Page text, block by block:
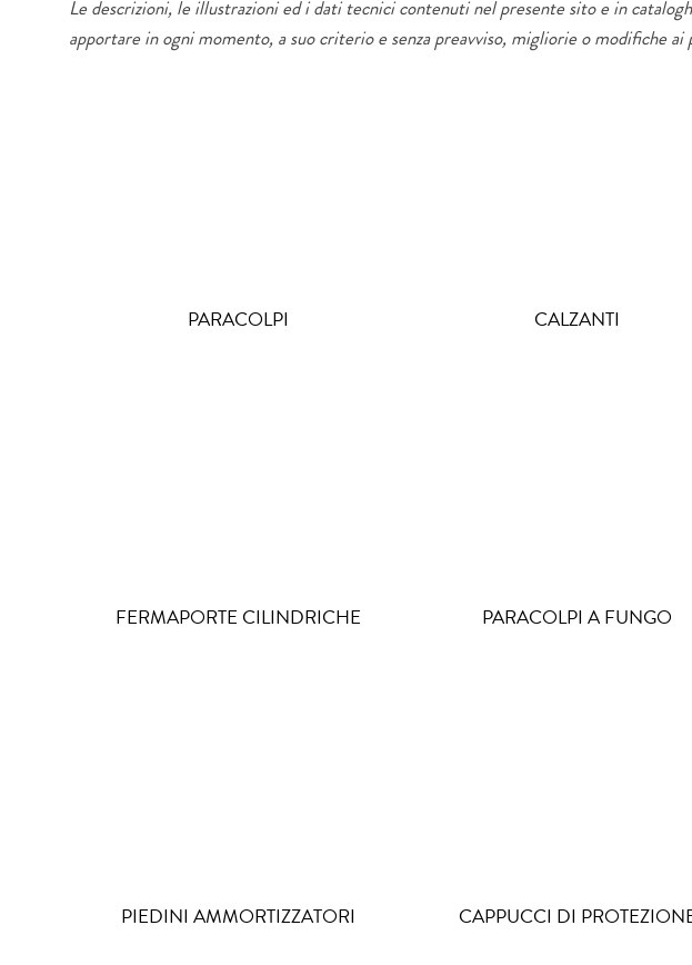
Le descrizioni, le illustrazioni ed i dati tecnici contenuti nel presente sito e in
apportare in ogni momento, a suo criterio e senza preavviso, migliorie o modifiche
PARACOLPI CALZANTI
FERMAPORTE CILINDRICHE PARACOLPI A FUNGO
PIEDINI AMMORTIZZATORI CAPPUCCI DI